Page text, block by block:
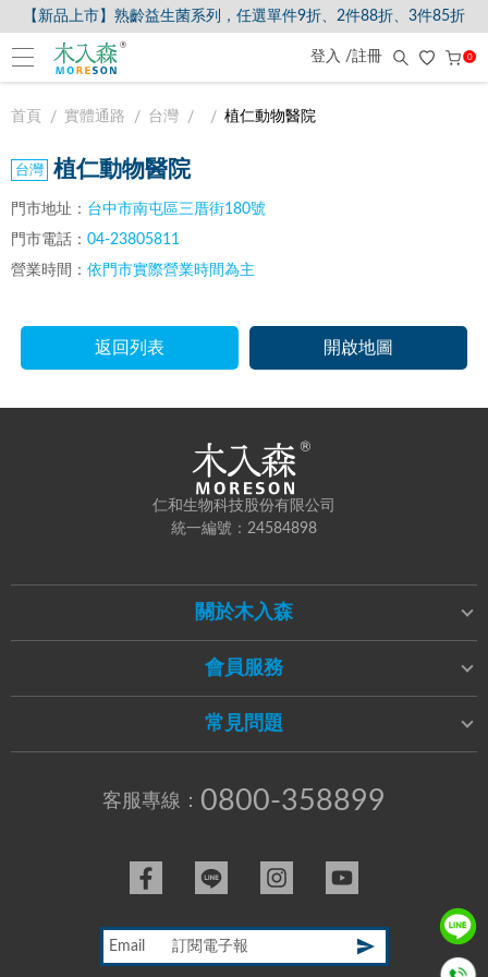
【新品上市】熟齡益生菌系列，任選單件9折、2件88折、3件85折
登入 /註冊 0
首頁 實體通路 台灣 植仁動物醫院
植仁動物醫院
門市地址： 台中市南屯區三厝街180號
門市電話： 04-23805811
營業時間： 依門市實際營業時間為主
返回列表 開啟地圖
仁和生物科技股份有限公司
統一編號：24584898
關於木入森
會員服務
常見問題
客服專線： 0800-358899
Email